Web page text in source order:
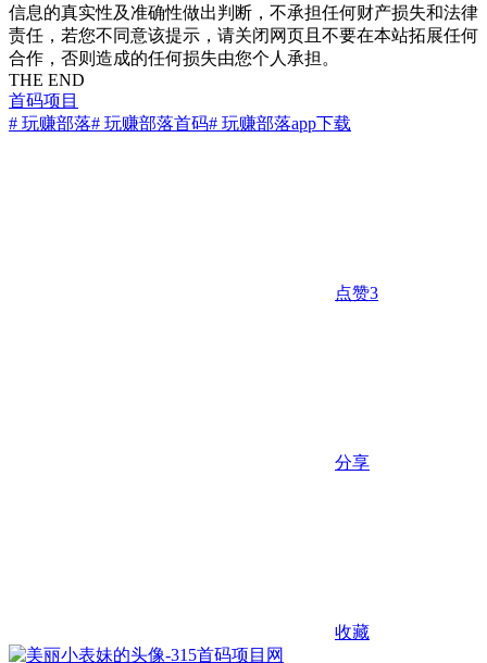
信息的真实性及准确性做出判断，不承担任何财产损失和法律
责任，若您不同意该提示，请关闭网页且不要在本站拓展任何
合作，否则造成的任何损失由您个人承担。
THE END
首码项目
# 玩赚部落# 玩赚部落首码# 玩赚部落app下载
点赞3
分享
收藏